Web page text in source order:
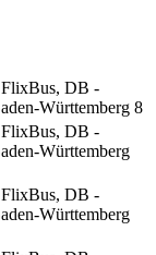
DB -
Württemberg 8
DB -
Württemberg
DB -
Württemberg